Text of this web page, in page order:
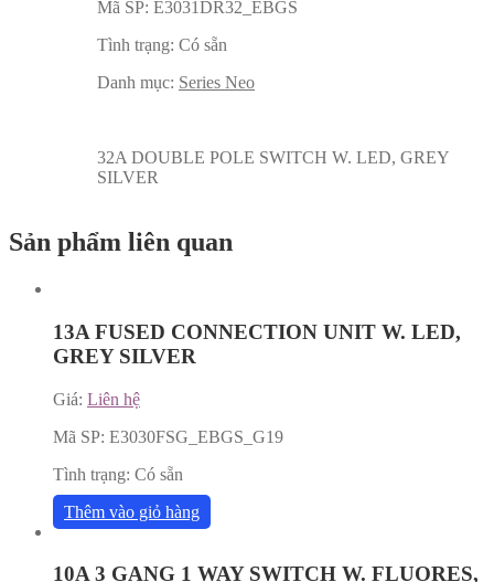
Mã SP: E3031DR32_EBGS
Tình trạng: Có sẵn
Danh mục: Series Neo
32A DOUBLE POLE SWITCH W. LED, GREY
SILVER
Sản phẩm liên quan
13A FUSED CONNECTION UNIT W. LED,
GREY SILVER
Giá: Liên hệ
Mã SP: E3030FSG_EBGS_G19
Tình trạng: Có sẵn
Thêm vào giỏ hàng
10A 3 GANG 1 WAY SWITCH W. FLUORES,